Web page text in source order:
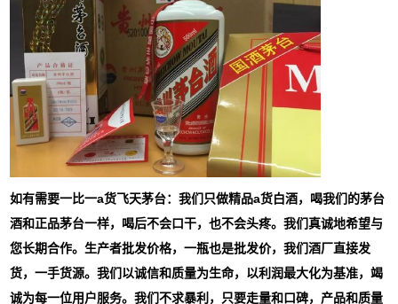
如有需要一比一a货飞天茅台：我们只做精品a货白酒，喝我们的茅台
酒和正品茅台一样，喝后不会口干，也不会头疼。我们真诚地希望与
您长期合作。生产者批发价格，一瓶也是批发价，我们酒厂直接发
货，一手货源。我们以诚信和质量为生命，以利润最大化为基准，竭
诚为每一位用户服务。我们不求暴利，只要走量和口碑，产品和质量